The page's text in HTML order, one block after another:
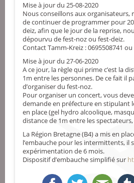
Mise à jour du 25-08-2020
Nous conseillons aux organisateurs,
de continuer de programmer pour
deiz, afin que le jour de la reprise,
dépourvu de fest-noz ou fest-deiz.
Contact Tamm-Kreiz : 0695508741 ou
Mise à jour du 27-06-2020
A ce jour, la règle qui prime c’est la
1m entre les personnes. De ce fait il
d’organiser du fest-noz.
Pour organiser un concert, vous
demande en préfecture en stipulant
en place (gel hydro alcoolique,
distance de 1m entre les
La Région Bretagne (B4) a mis en
l’embauche pour les intermittents, il
expérimentation de 6 mois.
Dispositif d’embauche simplifié sur